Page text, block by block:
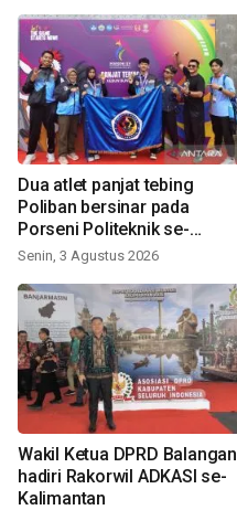
Dua atlet panjat tebing
Poliban bersinar pada
Porseni Politeknik se-
Indonesia 2026
Senin, 3 Agustus 2026
Wakil Ketua DPRD Balangan
hadiri Rakorwil ADKASI se-
Kalimantan